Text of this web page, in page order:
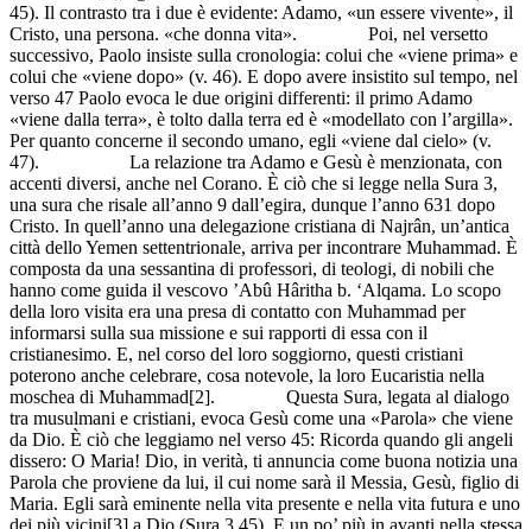
45). Il contrasto tra i due è evidente: Adamo, «un essere vivente», il
Cristo, una persona. «che donna vita». Poi, nel versetto
successivo, Paolo insiste sulla cronologia: colui che «viene prima» e
colui che «viene dopo» (v. 46). E dopo avere insistito sul tempo, nel
verso 47 Paolo evoca le due origini differenti: il primo Adamo
«viene dalla terra», è tolto dalla terra ed è «modellato con l’argilla».
Per quanto concerne il secondo umano, egli «viene dal cielo» (v.
47). La relazione tra Adamo e Gesù è menzionata, con
accenti diversi, anche nel Corano. È ciò che si legge nella Sura 3,
una sura che risale all’anno 9 dall’egira, dunque l’anno 631 dopo
Cristo. In quell’anno una delegazione cristiana di Najrân, un’antica
città dello Yemen settentrionale, arriva per incontrare Muhammad. È
composta da una sessantina di professori, di teologi, di nobili che
hanno come guida il vescovo ’Abû Hâritha b. ‘Alqama. Lo scopo
della loro visita era una presa di contatto con Muhammad per
informarsi sulla sua missione e sui rapporti di essa con il
cristianesimo. E, nel corso del loro soggiorno, questi cristiani
poterono anche celebrare, cosa notevole, la loro Eucaristia nella
moschea di Muhammad[2]. Questa Sura, legata al dialogo
tra musulmani e cristiani, evoca Gesù come una «Parola» che viene
da Dio. È ciò che leggiamo nel verso 45: Ricorda quando gli angeli
dissero: O Maria! Dio, in verità, ti annuncia come buona notizia una
Parola che proviene da lui, il cui nome sarà il Messia, Gesù, figlio di
Maria. Egli sarà eminente nella vita presente e nella vita futura e uno
dei più vicini[3] a Dio (Sura 3,45). E un po’ più in avanti nella stessa